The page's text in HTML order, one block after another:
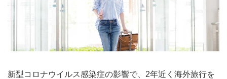
新型コロナウイルス感染症の影響で、2年近く海外旅行を